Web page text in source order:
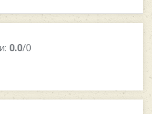
0.0/0